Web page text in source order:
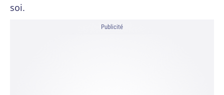
soi.
Publicité